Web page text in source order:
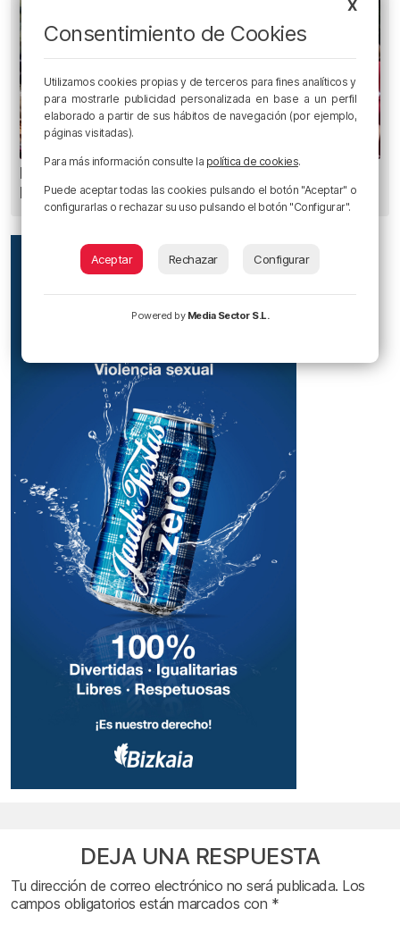
Bilbao celebra San Mamés en el aniversario de
la Misericordia
DEJA UNA RESPUESTA
Tu dirección de correo electrónico no será publicada. Los
campos obligatorios están marcados con *
X
Consentimiento de Cookies
Utilizamos cookies propias y de terceros para fines analíticos y
para mostrarle publicidad personalizada en base a un perfil
elaborado a partir de sus hábitos de navegación (por ejemplo,
páginas visitadas).
Para más información consulte la política de cookies.
Puede aceptar todas las cookies pulsando el botón "Aceptar" o
configurarlas o rechazar su uso pulsando el botón "Configurar".
Aceptar Rechazar Configurar
Powered by Media Sector S.L.